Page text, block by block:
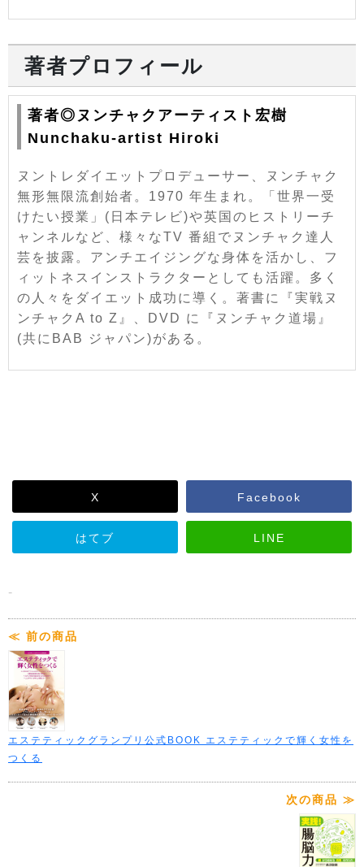
著者プロフィール
著者◎ヌンチャクアーティスト宏樹
Nunchaku-artist Hiroki
ヌントレダイエットプロデューサー、ヌンチャク
無形無限流創始者。1970 年生まれ。「世界一受
けたい授業」(日本テレビ)や英国のヒストリーチ
ャンネルなど、様々なTV 番組でヌンチャク達人
芸を披露。アンチエイジングな身体を活かし、フ
ィットネスインストラクターとしても活躍。多く
の人々をダイエット成功に導く。著書に『実戦ヌ
ンチャクA to Z』、DVD に『ヌンチャク道場』
(共にBAB ジャパン)がある。
X Facebook
はてブ LINE
-
≪ 前の商品
エステティックグランプリ公式BOOK エステティックで輝く女性を
つくる
次の商品 ≫